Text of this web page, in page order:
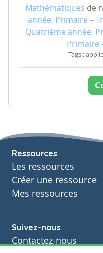
Mathématiques de
année, Primaire –
Quatrième année,
Primaire
Tags :
Ressources
Les ressources
Créer une ressource
Mes ressources
Suivez-nous
Contactez-nous